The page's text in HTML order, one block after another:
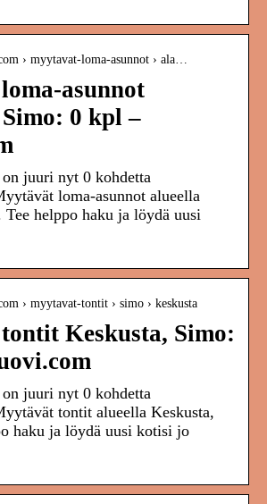
› myytavat-loma-asunnot › ala…
asunnot
0 kpl –
juuri nyt 0 kohdetta
loma-asunnot alueella
helppo haku ja löydä uusi
› myytavat-tontit › simo › keskusta
Keskusta, Simo:
juuri nyt 0 kohdetta
tontit alueella Keskusta,
haku ja löydä uusi kotisi jo